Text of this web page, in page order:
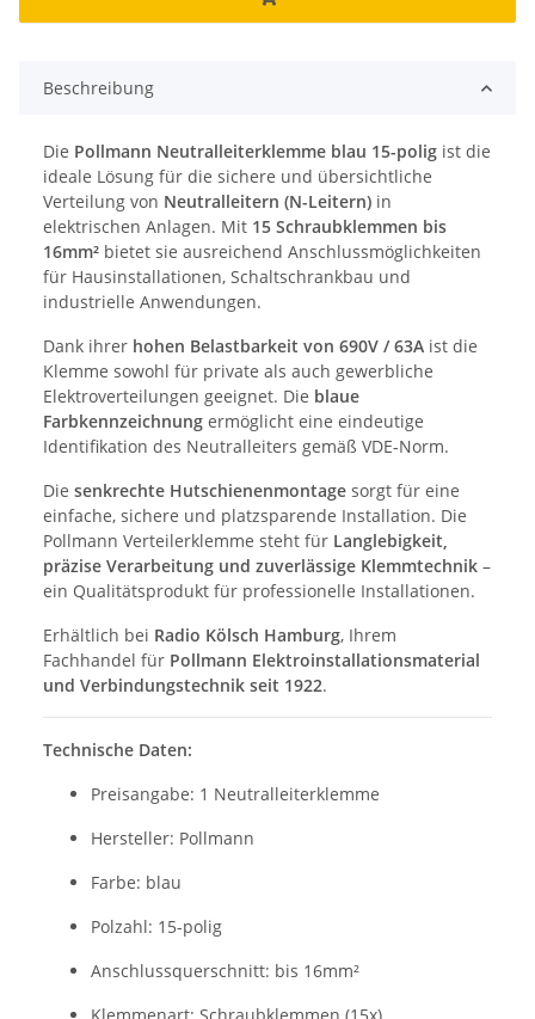
Beschreibung
Die Pollmann Neutralleiterklemme blau 15-polig ist die
ideale Lösung für die sichere und übersichtliche
Verteilung von Neutralleitern (N-Leitern) in
elektrischen Anlagen. Mit 15 Schraubklemmen bis
16mm² bietet sie ausreichend Anschlussmöglichkeiten
für Hausinstallationen, Schaltschrankbau und
industrielle Anwendungen.
Dank ihrer hohen Belastbarkeit von 690V / 63A ist die
Klemme sowohl für private als auch gewerbliche
Elektroverteilungen geeignet. Die blaue
Farbkennzeichnung ermöglicht eine eindeutige
Identifikation des Neutralleiters gemäß VDE-Norm.
Die senkrechte Hutschienenmontage sorgt für eine
einfache, sichere und platzsparende Installation. Die
Pollmann Verteilerklemme steht für Langlebigkeit,
präzise Verarbeitung und zuverlässige Klemmtechnik –
ein Qualitätsprodukt für professionelle Installationen.
Erhältlich bei Radio Kölsch Hamburg, Ihrem
Fachhandel für Pollmann Elektroinstallationsmaterial
und Verbindungstechnik seit 1922.
Technische Daten:
Preisangabe: 1 Neutralleiterklemme
Hersteller: Pollmann
Farbe: blau
Polzahl: 15-polig
Anschlussquerschnitt: bis 16mm²